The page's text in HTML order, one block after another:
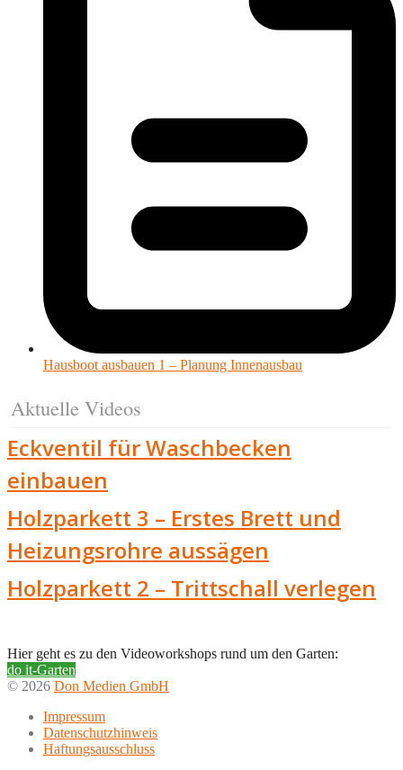
Hausboot ausbauen 1 – Planung Innenausbau
Aktuelle Videos
Eckventil für Waschbecken
einbauen
Holzparkett 3 – Erstes Brett und
Heizungsrohre aussägen
Holzparkett 2 – Trittschall verlegen
Hier geht es zu den Videoworkshops rund um den Garten:
do it-Garten
© 2026 Don Medien GmbH
Impressum
Datenschutzhinweis
Haftungsausschluss